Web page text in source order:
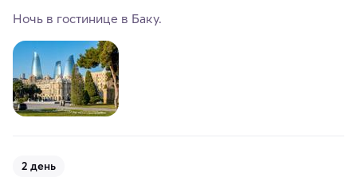
Ночь в гостинице в Баку.
2 день